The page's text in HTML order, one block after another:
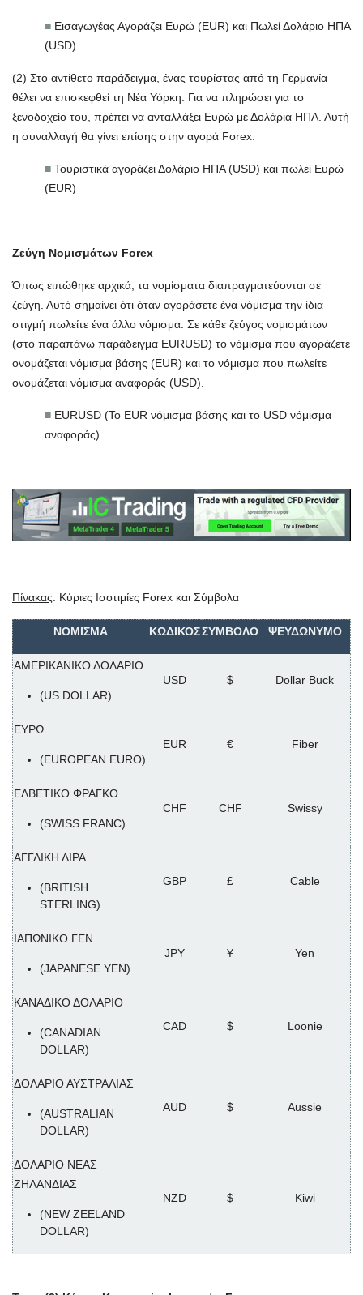
■ Εισαγωγέας Αγοράζει Ευρώ (EUR) και Πωλεί Δολάριο ΗΠΑ
(USD)
(2) Στο αντίθετο παράδειγμα, ένας τουρίστας από τη Γερμανία
θέλει να επισκεφθεί τη Νέα Υόρκη. Για να πληρώσει για το
ξενοδοχείο του, πρέπει να ανταλλάξει Ευρώ με Δολάρια ΗΠΑ. Αυτή
η συναλλαγή θα γίνει επίσης στην αγορά Forex.
■ Τουριστικά αγοράζει Δολάριο ΗΠΑ (USD) και πωλεί Ευρώ
(EUR)
Ζεύγη Νομισμάτων Forex
Όπως ειπώθηκε αρχικά, τα νομίσματα διαπραγματεύονται σε
ζεύγη. Αυτό σημαίνει ότι όταν αγοράσετε ένα νόμισμα την ίδια
στιγμή πωλείτε ένα άλλο νόμισμα. Σε κάθε ζεύγος νομισμάτων
(στο παραπάνω παράδειγμα EURUSD) το νόμισμα που αγοράζετε
ονομάζεται νόμισμα βάσης (EUR) και το νόμισμα που πωλείτε
ονομάζεται νόμισμα αναφοράς (USD).
■ EURUSD (Το EUR νόμισμα βάσης και το USD νόμισμα
αναφοράς)
Πίνακας: Κύριες Ισοτιμίες Forex και Σύμβολα
ΝΟΜΙΣΜΑ ΚΩΔΙΚΟΣΣΥΜΒΟΛΟ ΨΕΥΔΩΝΥΜΟ
ΑΜΕΡΙΚΑΝΙΚΟ ΔΟΛΑΡΙΟ
(US DOLLAR)
USD $ Dollar Buck
ΕΥΡΩ
(EUROPEAN EURO)
EUR € Fiber
ΕΛΒΕΤΙΚΟ ΦΡΑΓΚΟ
(SWISS FRANC)
CHF CHF Swissy
ΑΓΓΛΙΚΗ ΛΙΡΑ
(BRITISH
STERLING)
GBP £ Cable
ΙΑΠΩΝΙΚΟ ΓΕΝ
(JAPANESE YEN)
JPY ¥ Yen
ΚΑΝΑΔΙΚΟ ΔΟΛΑΡΙΟ
(CANADIAN
DOLLAR)
CAD $ Loonie
ΔΟΛΑΡΙΟ ΑΥΣΤΡΑΛΙΑΣ
(AUSTRALIAN
DOLLAR)
AUD $ Aussie
ΔΟΛΑΡΙΟ ΝΕΑΣ
ΖΗΛΑΝΔΙΑΣ
(NEW ZEELAND
DOLLAR)
NZD $ Kiwi